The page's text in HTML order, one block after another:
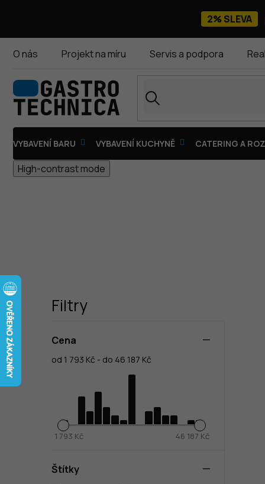
2% SLEVA
O nás Projekt na míru Servis a podpora
VYBAVENÍ BARU VYBAVENÍ KUCHYNĚ CATERING A
High-contrast mode
Filtry
Cena
od 1 793 Kč - do 46 187 Kč
1 793 Kč 46 187 Kč
Štítky